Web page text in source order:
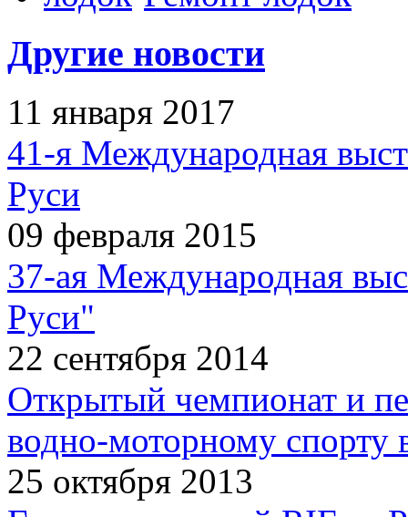
Другие новости
11 января 2017
41-я Международная
Руси
09 февраля 2015
37-ая Международная
Руси"
22 сентября 2014
Открытый чемпионат и
водно-моторному спорту
25 октября 2013